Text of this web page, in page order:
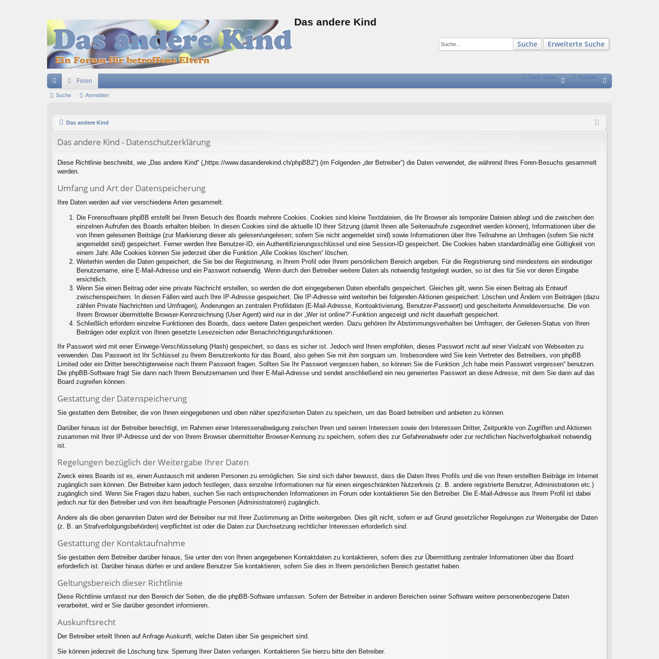
Das andere Kind
Suche Erweiterte Suche
ch
Foren
Dark mode Kontakt
Suche Anmelden
Das andere Kind
Das andere Kind - Datenschutzerklärung
Diese Richtlinie beschreibt, wie „Das andere Kind“ („https://www.dasanderekind.ch/phpBB2“) (im Folgenden „der Betreiber“) die Daten verwendet, die während Ihres Foren-Besuchs gesammelt
werden.
Umfang und Art der Datenspeicherung
Ihre Daten werden auf vier verschiedene Arten gesammelt:
Die Forensoftware phpBB erstellt bei Ihrem Besuch des Boards mehrere Cookies. Cookies sind kleine Textdateien, die Ihr Browser als temporäre Dateien ablegt und die zwischen den
einzelnen Aufrufen des Boards erhalten bleiben. In diesen Cookies sind die aktuelle ID Ihrer Sitzung (damit Ihnen alle Seitenaufrufe zugeordnet werden können), Informationen über die
von Ihnen gelesenen Beiträge (zur Markierung dieser als gelesen/ungelesen; sofern Sie nicht angemeldet sind) sowie Informationen über Ihre Teilnahme an Umfragen (sofern Sie nicht
angemeldet sind) gespeichert. Ferner werden Ihre Benutzer-ID, ein Authentifizierungsschlüssel und eine Session-ID gespeichert. Die Cookies haben standardmäßig eine Gültigkeit von
einem Jahr. Alle Cookies können Sie jederzeit über die Funktion „Alle Cookies löschen“ löschen.
Weiterhin werden die Daten gespeichert, die Sie bei der Registrierung, in Ihrem Profil oder Ihrem persönlichem Bereich angeben. Für die Registrierung sind mindestens ein eindeutiger
Benutzername, eine E-Mail-Adresse und ein Passwort notwendig. Wenn durch den Betreiber weitere Daten als notwendig festgelegt wurden, so ist dies für Sie vor deren Eingabe
ersichtlich.
Wenn Sie einen Beitrag oder eine private Nachricht erstellen, so werden die dort eingegebenen Daten ebenfalls gespeichert. Gleiches gilt, wenn Sie einen Beitrag als Entwurf
zwischenspeichern. In diesen Fällen wird auch Ihre IP-Adresse gespeichert. Die IP-Adresse wird weiterhin bei folgenden Aktionen gespeichert: Löschen und Ändern von Beiträgen (dazu
zählen Private Nachrichten und Umfragen), Änderungen an zentralen Profildaten (E-Mail-Adresse, Kontoaktivierung, Benutzer-Passwort) und gescheiterte Anmeldeversuche. Die von
Ihrem Browser übermittelte Browser-Kennzeichnung (User Agent) wird nur in der „Wer ist online?“-Funktion angezeigt und nicht dauerhaft gespeichert.
Schließlich erfordern einzelne Funktionen des Boards, dass weitere Daten gespeichert werden. Dazu gehören Ihr Abstimmungsverhalten bei Umfragen, der Gelesen-Status von Ihren
Beiträgen oder explizit von Ihnen gesetzte Lesezeichen oder Benachrichtigungsfunktionen.
Ihr Passwort wird mit einer Einwege-Verschlüsselung (Hash) gespeichert, so dass es sicher ist. Jedoch wird Ihnen empfohlen, dieses Passwort nicht auf einer Vielzahl von Webseiten zu
verwenden. Das Passwort ist Ihr Schlüssel zu Ihrem Benutzerkonto für das Board, also gehen Sie mit ihm sorgsam um. Insbesondere wird Sie kein Vertreter des Betreibers, von phpBB
Limited oder ein Dritter berechtigterweise nach Ihrem Passwort fragen. Sollten Sie Ihr Passwort vergessen haben, so können Sie die Funktion „Ich habe mein Passwort vergessen“ benutzen.
Die phpBB-Software fragt Sie dann nach Ihrem Benutzernamen und Ihrer E-Mail-Adresse und sendet anschließend ein neu generiertes Passwort an diese Adresse, mit dem Sie dann auf das
Board zugreifen können.
Gestattung der Datenspeicherung
Sie gestatten dem Betreiber, die von Ihnen eingegebenen und oben näher spezifizierten Daten zu speichern, um das Board betreiben und anbieten zu können.
Darüber hinaus ist der Betreiber berechtigt, im Rahmen einer Interessenabwägung zwischen Ihren und seinen Interessen sowie den Interessen Dritter, Zeitpunkte von Zugriffen und Aktionen
zusammen mit Ihrer IP-Adresse und der von Ihrem Browser übermittelter Browser-Kennung zu speichern, sofern dies zur Gefahrenabwehr oder zur rechtlichen Nachverfolgbarkeit notwendig
ist.
Regelungen bezüglich der Weitergabe Ihrer Daten
Zweck eines Boards ist es, einen Austausch mit anderen Personen zu ermöglichen. Sie sind sich daher bewusst, dass die Daten Ihres Profils und die von Ihnen erstellten Beiträge im Internet
zugänglich sein können. Der Betreiber kann jedoch festlegen, dass einzelne Informationen nur für einen eingeschränkten Nutzerkreis (z. B. andere registrierte Benutzer, Administratoren etc.)
zugänglich sind. Wenn Sie Fragen dazu haben, suchen Sie nach entsprechenden Informationen im Forum oder kontaktieren Sie den Betreiber. Die E-Mail-Adresse aus Ihrem Profil ist dabei
jedoch nur für den Betreiber und von ihm beauftragte Personen (Administratoren) zugänglich.
Andere als die oben genannten Daten wird der Betreiber nur mit Ihrer Zustimmung an Dritte weitergeben. Dies gilt nicht, sofern er auf Grund gesetzlicher Regelungen zur Weitergabe der Daten
(z. B. an Strafverfolgungsbehörden) verpflichtet ist oder die Daten zur Durchsetzung rechtlicher Interessen erforderlich sind.
Gestattung der Kontaktaufnahme
Sie gestatten dem Betreiber darüber hinaus, Sie unter den von Ihnen angegebenen Kontaktdaten zu kontaktieren, sofern dies zur Übermittlung zentraler Informationen über das Board
erforderlich ist. Darüber hinaus dürfen er und andere Benutzer Sie kontaktieren, sofern Sie dies in Ihrem persönlichen Bereich gestattet haben.
Geltungsbereich dieser Richtlinie
Diese Richtlinie umfasst nur den Bereich der Seiten, die die phpBB-Software umfassen. Sofern der Betreiber in anderen Bereichen seiner Software weitere personenbezogene Daten
verarbeitet, wird er Sie darüber gesondert informieren.
Auskunftsrecht
Der Betreiber erteilt Ihnen auf Anfrage Auskunft, welche Daten über Sie gespeichert sind.
Sie können jederzeit die Löschung bzw. Sperrung Ihrer Daten verlangen. Kontaktieren Sie hierzu bitte den Betreiber.